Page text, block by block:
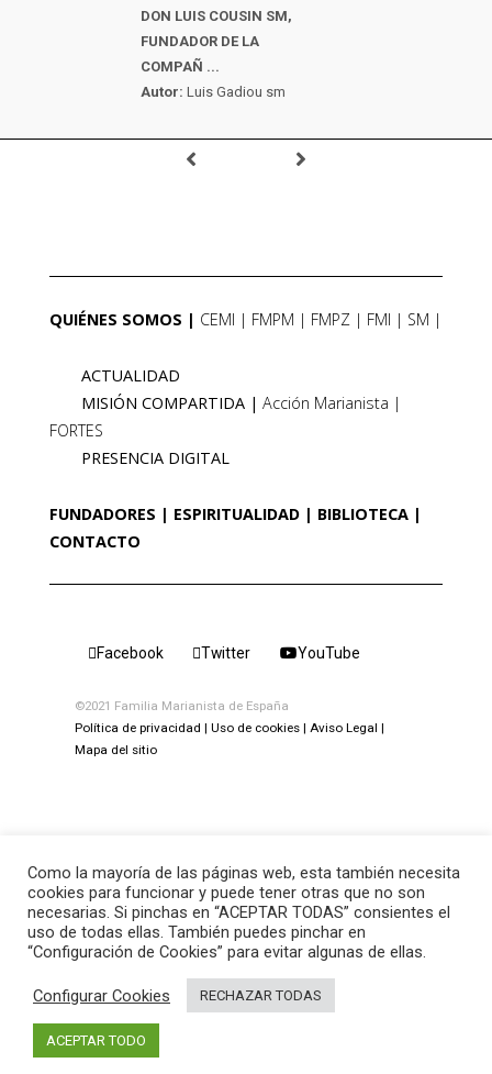
DON LUIS COUSIN SM,
FUNDADOR DE LA
COMPAÑ ...
Autor: Luis Gadiou sm
QUIÉNES SOMOS CEMI FMPM FMPZ FMI SM
ACTUALIDAD
MISIÓN COMPARTIDA
Acción Marianista
FORTES
PRESENCIA DIGITAL
FUNDADORES ESPIRITUALIDAD
BIBLIOTECA
CONTACTO
Facebook Twitter YouTube
©2021 Familia Marianista de España
Política de privacidad
Uso de cookies
Aviso Legal
Mapa del sitio
Como la mayoría de las páginas web, esta también necesita
cookies para funcionar y puede tener otras que no son
necesarias. Si pinchas en “ACEPTAR TODAS” consientes el
uso de todas ellas. También puedes pinchar en
“Configuración de Cookies” para evitar algunas de ellas.
Configurar Cookies RECHAZAR TODAS
ACEPTAR TODO